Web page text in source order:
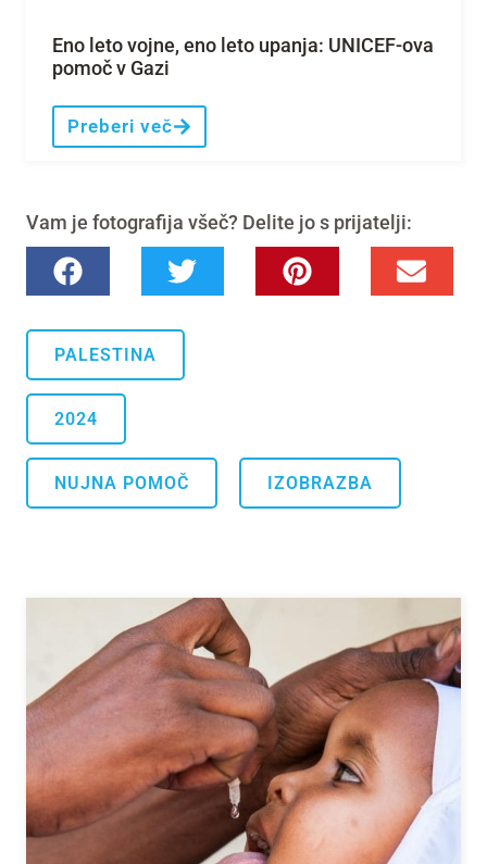
Eno leto vojne, eno leto upanja: UNICEF-ova
pomoč v Gazi
Preberi več
Vam je fotografija všeč? Delite jo s prijatelji:
PALESTINA
2024
NUJNA POMOČ IZOBRAZBA